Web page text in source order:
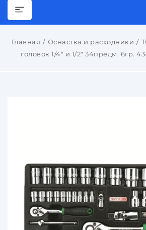
Главная Оснастка и расходники
головок 1/4" и 1/2" 34предм. 6гр.